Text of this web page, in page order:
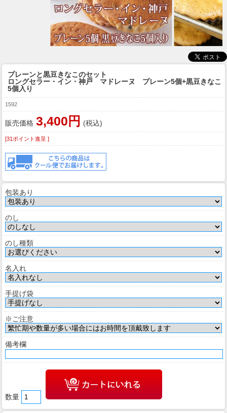
プレーンと黒豆きなこのセット
ロングセラー・イン・神戸 マドレーヌ プレーン5個+黒豆きなこ
5個入り
1592
販売価格 3,400円 (税込)
[31ポイント進呈 ]
包装あり
のし
のし種類
名入れ
手提げ袋
※ご注意
備考欄
数量